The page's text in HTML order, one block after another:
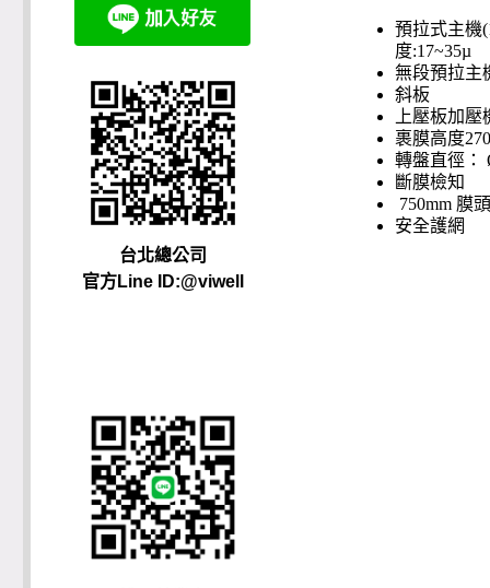
台北總公司
官方Line ID:@viwell
預拉式主機
度:17~35µ
無段預拉主
斜板
上壓板加壓
裹膜高度
轉盤直徑：
斷膜檢知
750mm 膜
安全護網